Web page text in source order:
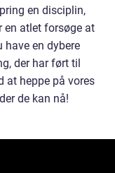
en disciplin,
en atlet forsøge at
have en dybere
der har ført til
at heppe på vores
de kan nå!